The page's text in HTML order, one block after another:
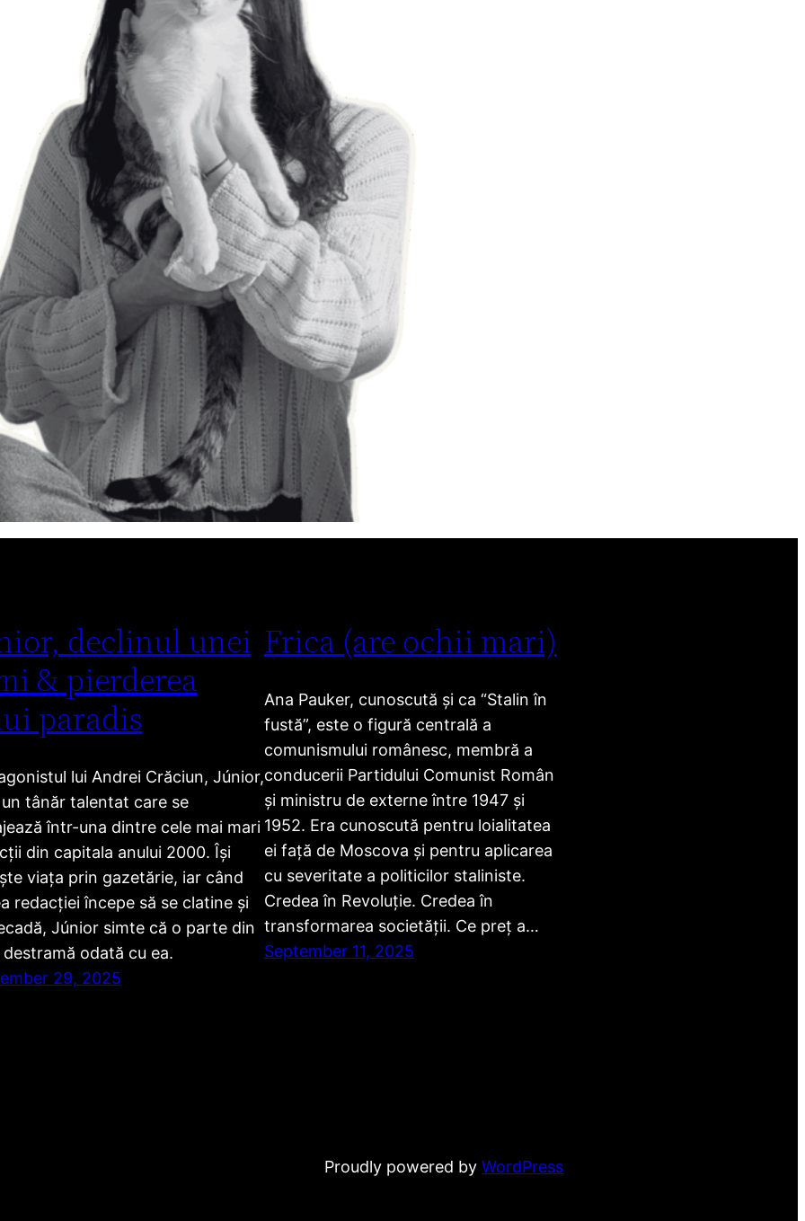
declinul unei
& pierderea
paradis
lui Andrei Crăciun, Júnior,
tânăr talentat care se
într-una dintre cele mai mari
din capitala anului 2000. Își
viața prin gazetărie, iar când
redacției începe să se clatine și
Júnior simte că o parte din
destramă odată cu ea.
29, 2025
Frica (are ochii mari)
Ana Pauker, cunoscută și ca “Stalin în
fustă”, este o figură centrală a
comunismului românesc, membră a
conducerii Partidului Comunist Român
și ministru de externe între 1947 și
1952. Era cunoscută pentru loialitatea
ei față de Moscova și pentru aplicarea
cu severitate a politicilor staliniste.
Credea în Revoluție. Credea în
transformarea societății. Ce preț a…
September 11, 2025
Proudly powered byWordPress